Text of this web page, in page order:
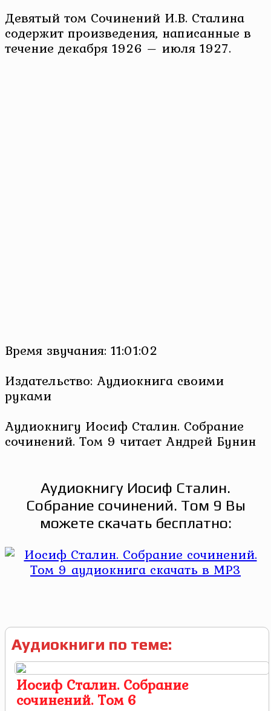
Девятый том Сочинений И.В. Сталина
содержит произведения, написанные в
течение декабря 1926 – июля 1927.
Время звучания: 11:01:02
Издательство: Аудиокнига своими
руками
Аудиокнигу Иосиф Сталин. Собрание
сочинений. Том 9 читает Андрей Бунин
Аудиокнигу Иосиф Сталин.
Собрание сочинений. Том 9 Вы
можете скачать бесплатно:
Аудиокниги по теме:
Иосиф Сталин. Собрание
сочинений. Том 6